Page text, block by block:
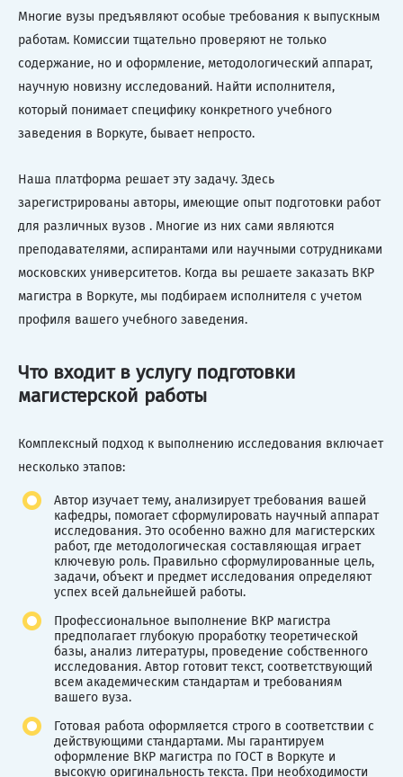
Многие вузы предъявляют особые требования к выпускным
работам. Комиссии тщательно проверяют не только
содержание, но и оформление, методологический аппарат,
научную новизну исследований. Найти исполнителя,
который понимает специфику конкретного учебного
заведения в Воркуте, бывает непросто.
Наша платформа решает эту задачу. Здесь
зарегистрированы авторы, имеющие опыт подготовки работ
для различных вузов . Многие из них сами являются
преподавателями, аспирантами или научными сотрудниками
московских университетов. Когда вы решаете заказать ВКР
магистра в Воркуте, мы подбираем исполнителя с учетом
профиля вашего учебного заведения.
Что входит в услугу подготовки
магистерской работы
Комплексный подход к выполнению исследования включает
несколько этапов:
Автор изучает тему, анализирует требования вашей
кафедры, помогает сформулировать научный аппарат
исследования. Это особенно важно для магистерских
работ, где методологическая составляющая играет
ключевую роль. Правильно сформулированные цель,
задачи, объект и предмет исследования определяют
успех всей дальнейшей работы.
Профессиональное выполнение ВКР магистра
предполагает глубокую проработку теоретической
базы, анализ литературы, проведение собственного
исследования. Автор готовит текст, соответствующий
всем академическим стандартам и требованиям
вашего вуза.
Готовая работа оформляется строго в соответствии с
действующими стандартами. Мы гарантируем
оформление ВКР магистра по ГОСТ в Воркуте и
высокую оригинальность текста. При необходимости